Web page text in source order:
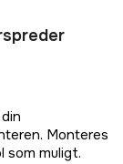
Monteres
som muligt.